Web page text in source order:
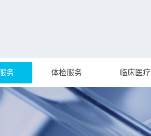
务 体检服务 临床医疗